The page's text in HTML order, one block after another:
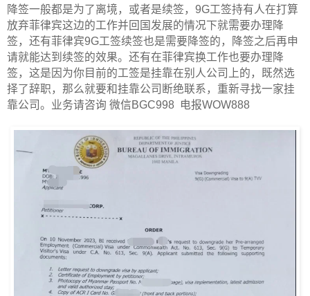
降签一般都是为了离境，或者是续签，9G工签持有人在打算
放弃菲律宾这边的工作并回国发展的情况下就需要办理降
签，还有菲律宾9G工签续签也是需要降签的，降签之后再申
请就能达到续签的效果。还有在菲律宾换工作也要办理降
签，这是因为你目前的工签是挂靠在别人公司上的，既然选
择了辞职，那么就要和挂靠公司断绝联系，重新寻找一家挂
靠公司。业务请咨询 微信BGC998 电报WOW888